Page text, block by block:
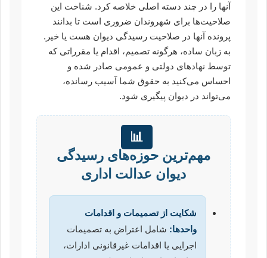
آنها را در چند دسته اصلی خلاصه کرد. شناخت این
صلاحیت‌ها برای شهروندان ضروری است تا بدانند
پرونده آنها در صلاحیت رسیدگی دیوان هست یا خیر.
به زبان ساده، هرگونه تصمیم، اقدام یا مقرراتی که
توسط نهادهای دولتی و عمومی صادر شده و
احساس می‌کنید به حقوق شما آسیب رسانده،
می‌تواند در دیوان پیگیری شود.
📊
مهم‌ترین حوزه‌های رسیدگی
دیوان عدالت اداری
شکایت از تصمیمات و اقدامات
واحدها: شامل اعتراض به تصمیمات
اجرایی یا اقدامات غیرقانونی ادارات،